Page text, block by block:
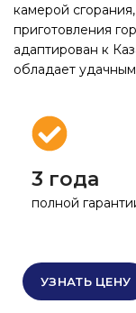
камерой
приготовления
адаптирован к
обладает
3 года
полной
УЗНАТЬ ЦЕНУ